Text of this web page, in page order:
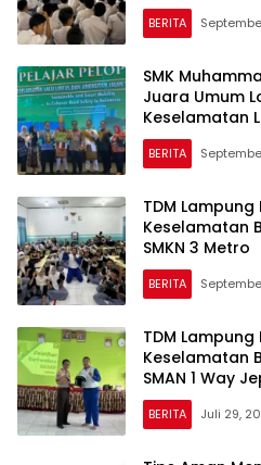
BERITA
SMK
Juara Umum
Keselamatan
BERITA
TDM
Keselamatan
SMKN 3 Metro
BERITA
TDM
Keselamatan
SMAN 1 Way
BERITA Juli 29,